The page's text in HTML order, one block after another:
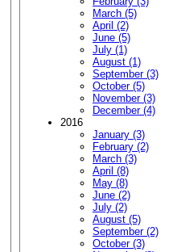
March (5)
April (2)
June (5)
July (1)
August (1)
September (3)
October (5)
November (3)
December (4)
2016
January (3)
February (2)
March (3)
April (8)
May (8)
June (2)
July (2)
August (5)
September (2)
October (3)